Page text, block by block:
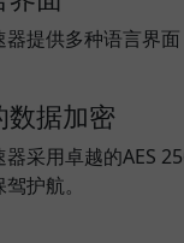
提供多种语言界面
数据加密
器采用卓越的AES
护航。